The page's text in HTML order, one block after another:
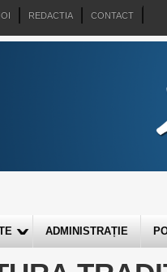
REDACTIA CONTACT
ADMINISTRAȚIE